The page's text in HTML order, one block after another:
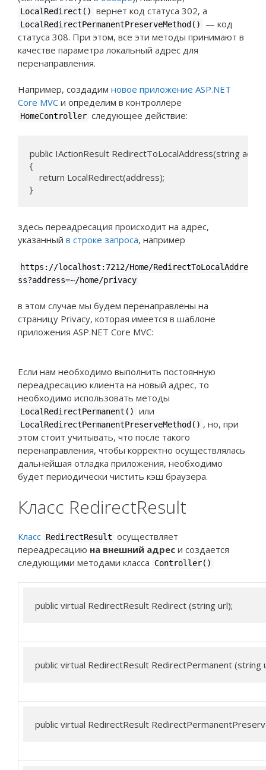
LocalRedirect() вернет код статуса 302, а
LocalRedirectPermanentPreserveMethod()
— код
статуса 308. При этом, все эти методы принимают в
качестве параметра локальный адрес для
перенаправления.
Например, создадим новое приложение ASP.NET
Core MVC и определим в контроллере
HomeController следующее действие:
public IActionResult RedirectToLocalAddress(string
{
    return LocalRedirect(address);
}
здесь переадресация происходит на адрес,
указанный в строке запроса, например
https://localhost:7212/Home/RedirectToLocalAddre
ss?address=~/home/privacy
в этом случае мы будем перенаправлены на
страницу Privacy, которая имеется в шаблоне
приложения ASP.NET Core MVC:
Если нам необходимо выполнить постоянную
переадресацию клиента на новый адрес, то
необходимо использовать методы
LocalRedirectPermanent() или
LocalRedirectPermanentPreserveMethod() , но, при
этом стоит учитывать, что после такого
перенаправления, чтобы корректно осуществлялась
дальнейшая отладка приложения, необходимо
будет периодически чистить кэш браузера.
Класс RedirectResult
Класс RedirectResult осуществляет
переадресацию на внешний адрес и создается
следующими методами класса
Controller()
public virtual RedirectResult Redirect (string url);
public virtual RedirectResult RedirectPermanent (string
public virtual RedirectResult